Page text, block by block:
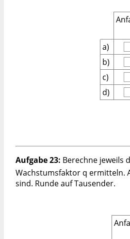
a)
b)
c)
d)
Aufgabe 23: Berechne jeweils
Wachstumsfaktor q ermitteln.
sind. Runde auf Tausender.